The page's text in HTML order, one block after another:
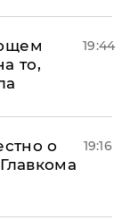
то,
19:44
о
19:16